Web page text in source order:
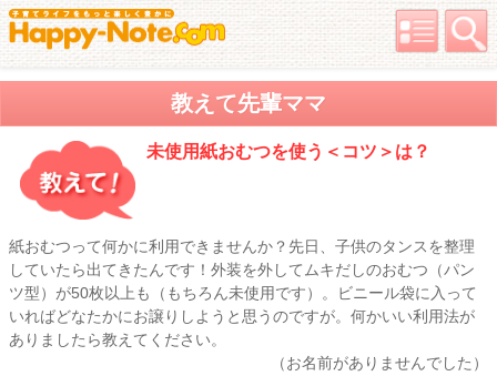
教えて先輩ママ
未使用紙おむつを使う＜コツ＞は？
紙おむつって何かに利用できませんか？先日、子供のタンスを整理
していたら出てきたんです！外装を外してムキだしのおむつ（パン
ツ型）が50枚以上も（もちろん未使用です）。ビニール袋に入って
いればどなたかにお譲りしようと思うのですが。何かいい利用法が
ありましたら教えてください。
（お名前がありませんでした）